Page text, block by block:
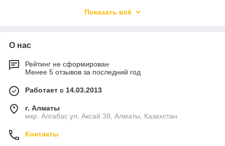
рыбаки. В отличие от обычной обуви она имеет
способствуют безопасной работе.
укрепленным подноском, антипрокольными стельками,
иметь защитные пропитки. Такая обувь разрабатывается по
пригодность работы в суровых условиях.
Требования к спецобуви
Набор защитных характеристик подбирается в зависимости
Показать всё
О нас
Рейтинг не сформирован
Менее 5 отзывов за последний год
Работает с 14.03.2013
г. Алматы
мкр. Алгабас ул. Аксай 38, Алматы, Казахстан
Контакты